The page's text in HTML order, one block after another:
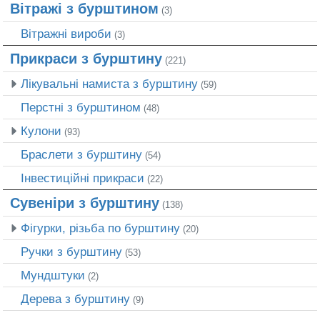
Вітражі з бурштином (3)
Вітражні вироби (3)
Прикраси з бурштину (221)
Лікувальні намиста з бурштину (59)
Перстні з бурштином (48)
Кулони (93)
Браслети з бурштину (54)
Інвестиційні прикраси (22)
Сувеніри з бурштину (138)
Фігурки, різьба по бурштину (20)
Ручки з бурштину (53)
Мундштуки (2)
Дерева з бурштину (9)